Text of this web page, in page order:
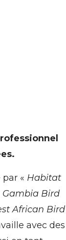
« Habitat
Gambia Bird
African Bird
avec des